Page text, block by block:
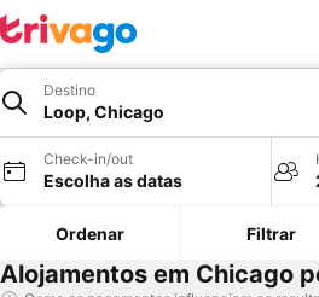
Destino
Loop, Chicago
Check-in/out
Escolha as datas
Ordenar Filtrar
Alojamentos em Chicago